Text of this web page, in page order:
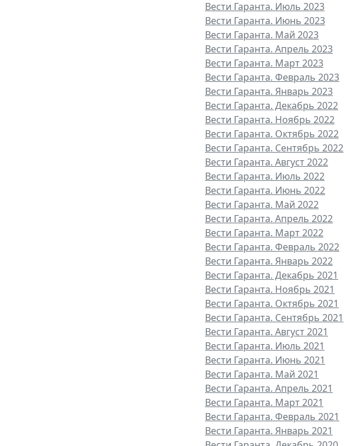
Вести Гаранта. Июль 2023
Вести Гаранта. Июнь 2023
Вести Гаранта. Май 2023
Вести Гаранта. Апрель 2023
Вести Гаранта. Март 2023
Вести Гаранта. Февраль 2023
Вести Гаранта. Январь 2023
Вести Гаранта. Декабрь 2022
Вести Гаранта. Ноябрь 2022
Вести Гаранта. Октябрь 2022
Вести Гаранта. Сентябрь 2022
Вести Гаранта. Август 2022
Вести Гаранта. Июль 2022
Вести Гаранта. Июнь 2022
Вести Гаранта. Май 2022
Вести Гаранта. Апрель 2022
Вести Гаранта. Март 2022
Вести Гаранта. Февраль 2022
Вести Гаранта. Январь 2022
Вести Гаранта. Декабрь 2021
Вести Гаранта. Ноябрь 2021
Вести Гаранта. Октябрь 2021
Вести Гаранта. Сентябрь 2021
Вести Гаранта. Август 2021
Вести Гаранта. Июль 2021
Вести Гаранта. Июнь 2021
Вести Гаранта. Май 2021
Вести Гаранта. Апрель 2021
Вести Гаранта. Март 2021
Вести Гаранта. Февраль 2021
Вести Гаранта. Январь 2021